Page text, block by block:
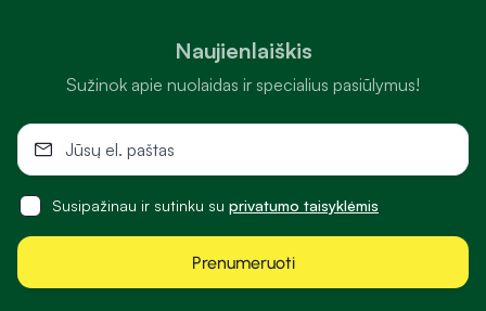
Naujienlaiškis
Sužinok apie nuolaidas ir specialius pasiūlymus!
Susipažinau ir sutinku su privatumo taisyklėmis
Prenumeruoti